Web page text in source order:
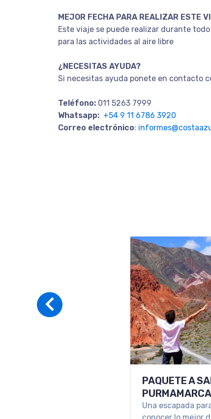
MEJOR FECHA PARA REALIZAR ESTE
Este viaje se puede realizar durante
para las actividades al aire libre
¿NECESITAS AYUDA?
Si necesitas ayuda ponete en contacto
Teléfono: 011 5263 7999
Whatsapp: +54 9 11 6786 3920
Correo electrónico:
PAQUETE A
PURMAMARCA
Una escapada